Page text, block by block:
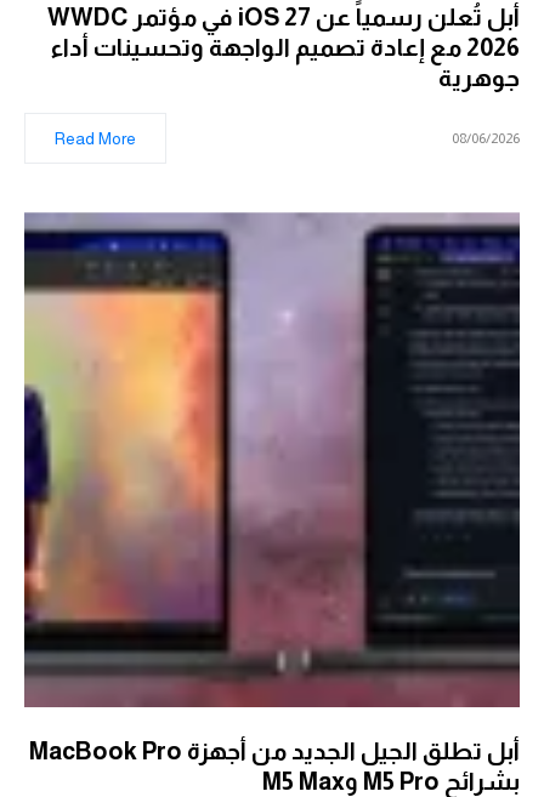
أبل تُعلن رسمياً عن iOS 27 في مؤتمر WWDC
2026 مع إعادة تصميم الواجهة وتحسينات أداء
جوهرية
08/06/2026
Read More
أبل تطلق الجيل الجديد من أجهزة MacBook Pro
بشرائح M5 Pro وM5 Max